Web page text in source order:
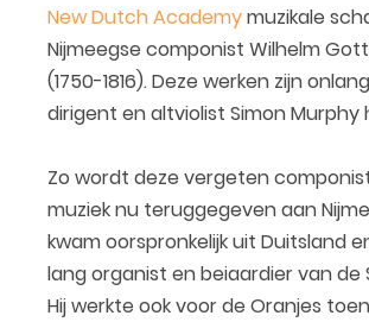
New Dutch Academymuzikale
Nijmeegse componist Wilhelm
(1750-1816). Deze werken zijn
dirigent en altviolist Simon Murphy
Zo wordt deze vergeten
muziek nu teruggegeven aan
kwam oorspronkelijk uit Duitsland
lang organist en beiaardier van de
Hij werkte ook voor de Oranjes